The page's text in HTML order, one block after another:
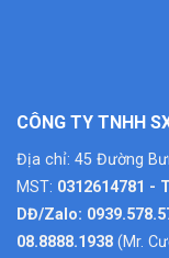
CÔNG TY TNHH
Địa chỉ: 45 Đường
MST: 0312614781 -
DĐ/Zalo:
08.8888.1938 (Mr.